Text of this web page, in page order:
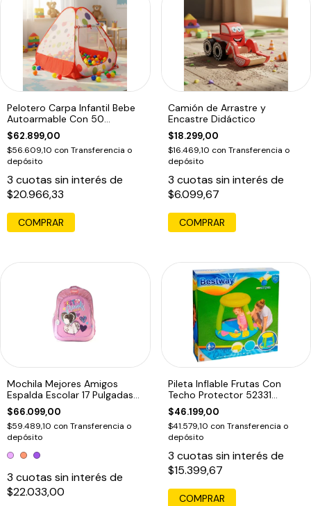
Pelotero Carpa Infantil Bebe
Autoarmable Con 50
Pelotitas
$62.899,00
$56.609,10 con Transferencia o
depósito
3 cuotas sin interés de
$20.966,33
COMPRAR
Camión de Arrastre y
Encastre Didáctico
$18.299,00
$16.469,10 con Transferencia o
depósito
3 cuotas sin interés de
$6.099,67
Mochila Mejores Amigos
Espalda Escolar 17 Pulgadas
91397 Edu
$66.099,00
$59.489,10 con Transferencia o
depósito
3 cuotas sin interés de
$22.033,00
Pileta Inflable Frutas Con
Techo Protector 52331
Bestway Edu
$46.199,00
$41.579,10 con Transferencia o
depósito
3 cuotas sin interés de
$15.399,67
COMPRAR